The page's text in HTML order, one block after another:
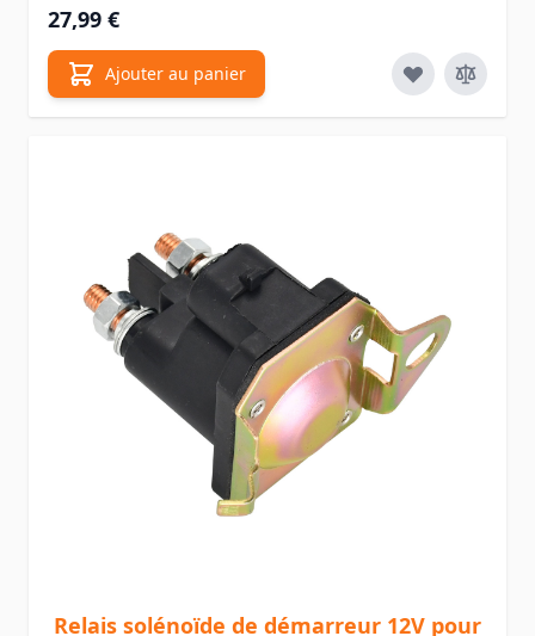
27,99 €
Ajouter au panier
Relais solénoïde de démarreur 12V pour